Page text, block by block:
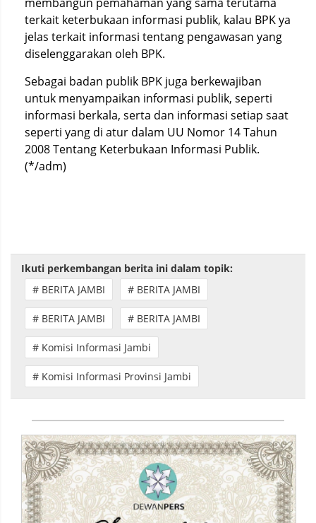
terkait keterbukaan informasi publik, kalau BPK ya
jelas terkait informasi tentang pengawasan yang
diselenggarakan oleh BPK.
Sebagai badan publik BPK juga berkewajiban
untuk menyampaikan informasi publik, seperti
informasi berkala, serta dan informasi setiap saat
seperti yang di atur dalam UU Nomor 14 Tahun
2008 Tentang Keterbukaan Informasi Publik.
(*/adm)
Ikuti perkembangan berita ini dalam topik:
# BERITA JAMBI
# BERITA JAMBI
# BERITA JAMBI # BERITA JAMBI
# Komisi Informasi Jambi
# Komisi Informasi Provinsi Jambi